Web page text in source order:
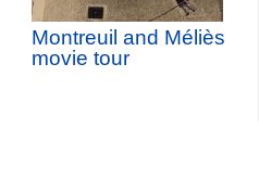
Montreuil and Méliès
movie tour